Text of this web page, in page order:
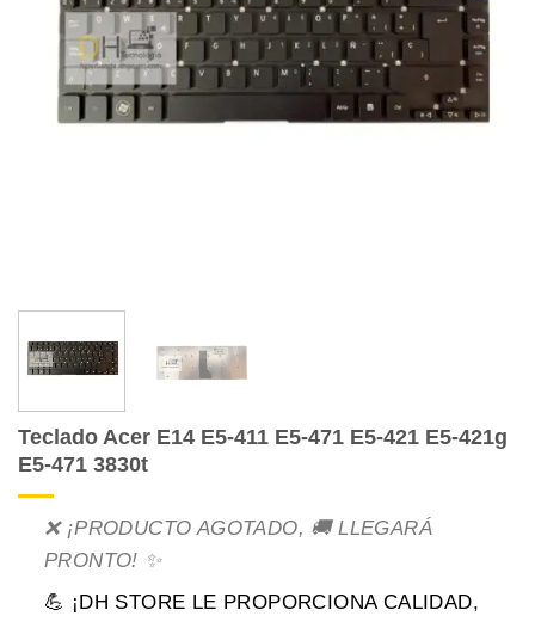
Teclado Acer E14 E5-411 E5-471 E5-421 E5-421g
E5-471 3830t
❌ ¡PRODUCTO AGOTADO, 🚚 LLEGARÁ
PRONTO! ✨
💪 ¡DH STORE LE PROPORCIONA CALIDAD,